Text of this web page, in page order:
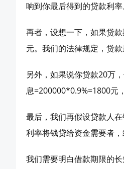
响到你最后得到的贷款利率
再者，设想一下，如果贷
元。我们的法律规定，贷
另外，如果说你贷款20万
息=200000*0.9%=1800元
最后，我们再假设贷款人
利率将钱贷给资金需要者，
我们需要明白借款期限的